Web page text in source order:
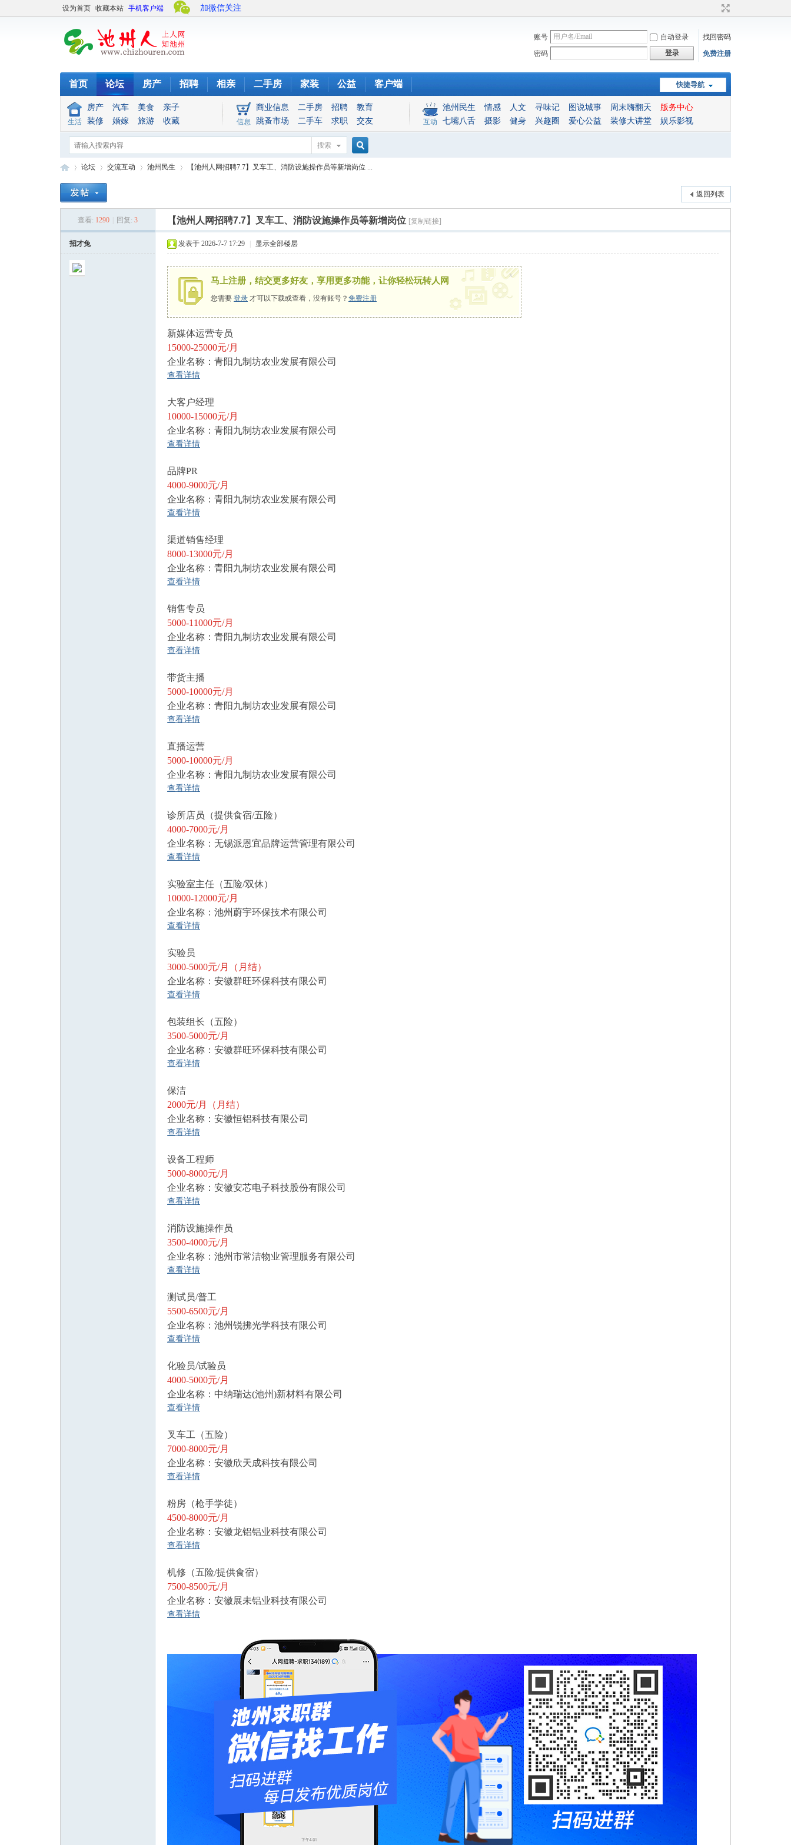
设为首页 收藏本站 手机客户端
账号 自动登录
找回密码
密码
登录 免费注册
快捷导航
首页 论坛 房产 招聘 相亲 二手房 家装 公益 客户端
生活
房产 汽车 美食
亲子
装修
婚嫁 旅游 收藏 信息
商业信息 二手房 招聘
教育
跳蚤市场
二手车 求职 交友 互动
池州民生 情感 人文 寻味记 图说城事 周末嗨翻天
版务中心
七嘴八舌
摄影 健身 兴趣圈 爱心公益 装修大讲堂 娱乐影视
加微信关注
搜索
搜
论坛
›
交流互动
›
池州民生
›
【池州人网招聘7.7】叉车工、消防设施操作员等新增岗位 ...
返回列表
查看: 1290 回复: 3 【池州人网招聘7.7】叉车工、消防设施操作员等新增岗位 [复制链接]
招才兔 发表于 2026-7-7 17:29 显示全部楼层
马上注册，结交更多好友，享用更多功能，让你轻松玩转人网
您需要 登录 才可以下载或查看，没有账号？ 免费注册
x
新媒体运营专员
15000-25000元/月
企业名称：青阳九制坊农业发展有限公司
查看详情
大客户经理
10000-15000元/月
企业名称：青阳九制坊农业发展有限公司
查看详情
品牌PR
4000-9000元/月
企业名称：青阳九制坊农业发展有限公司
查看详情
渠道销售经理
8000-13000元/月
企业名称：青阳九制坊农业发展有限公司
查看详情
销售专员
5000-11000元/月
企业名称：青阳九制坊农业发展有限公司
查看详情
带货主播
5000-10000元/月
企业名称：青阳九制坊农业发展有限公司
查看详情
直播运营
5000-10000元/月
企业名称：青阳九制坊农业发展有限公司
查看详情
诊所店员（提供食宿/五险）
4000-7000元/月
企业名称：无锡派恩宜品牌运营管理有限公司
查看详情
实验室主任（五险/双休）
10000-12000元/月
企业名称：池州蔚宇环保技术有限公司
查看详情
实验员
3000-5000元/月（月结）
企业名称：安徽群旺环保科技有限公司
查看详情
包装组长（五险）
3500-5000元/月
企业名称：安徽群旺环保科技有限公司
查看详情
保洁
2000元/月（月结）
企业名称：安徽恒铝科技有限公司
查看详情
设备工程师
5000-8000元/月
企业名称：安徽安芯电子科技股份有限公司
查看详情
消防设施操作员
3500-4000元/月
企业名称：池州市常洁物业管理服务有限公司
查看详情
测试员/普工
5500-6500元/月
企业名称：池州锐拂光学科技有限公司
查看详情
化验员/试验员
4000-5000元/月
企业名称：中纳瑞达(池州)新材料有限公司
查看详情
叉车工（五险）
7000-8000元/月
企业名称：安徽欣天成科技有限公司
查看详情
粉房（枪手学徒）
4500-8000元/月
企业名称：安徽龙铝铝业科技有限公司
查看详情
机修（五险/提供食宿）
7500-8500元/月
企业名称：安徽展未铝业科技有限公司
查看详情